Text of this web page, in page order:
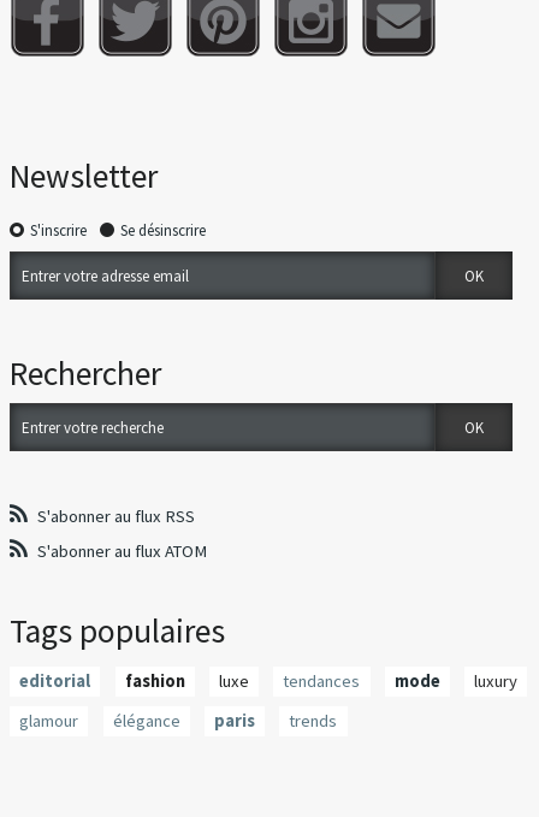
Newsletter
S'inscrire Se désinscrire
Rechercher
S'abonner au flux RSS
S'abonner au flux ATOM
Tags populaires
editorial fashion luxe tendances mode
luxury
glamour
élégance paris trends